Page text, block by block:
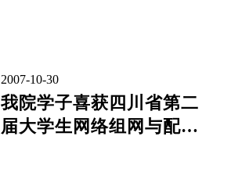
2007-10-30
我院学子喜获四川省第二
届大学生网络组网与配置